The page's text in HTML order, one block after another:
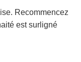
Recommencez
est surligné